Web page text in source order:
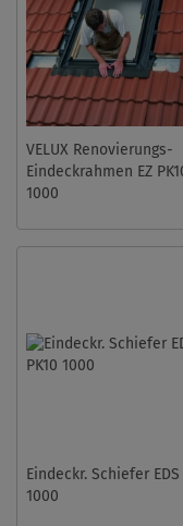
VELUX Renovierungs-
Eindeckrahmen EZ
1000
Eindeckr. Schiefer EDS
1000